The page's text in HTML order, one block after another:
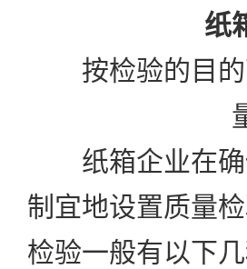
纸
按检验的目的
纸箱企业在确
制宜地设置质量
检验一般有以下